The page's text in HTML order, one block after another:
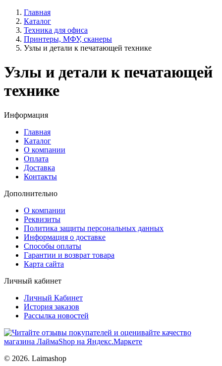
Главная
Каталог
Техника для офиса
Принтеры, МФУ, сканеры
Узлы и детали к печатающей технике
Узлы и детали к печатающей
технике
Информация
Главная
Каталог
О компании
Оплата
Доставка
Контакты
Дополнительно
О компании
Реквизиты
Политика защиты персональных данных
Информация о доставке
Способы оплаты
Гарантии и возврат товара
Карта сайта
Личный кабинет
Личный Кабинет
История заказов
Рассылка новостей
© 2026. Laimashop